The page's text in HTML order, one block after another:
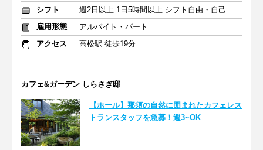
シフト
週2日以上 1日5時間以上 シフト自由・自己申告
雇用形態
アルバイト・パート
アクセス
高松駅 徒歩19分
カフェ&ガーデン しらさぎ邸
【ホール】那須の自然に囲まれたカフェレス
トランスタッフを急募！週3~OK